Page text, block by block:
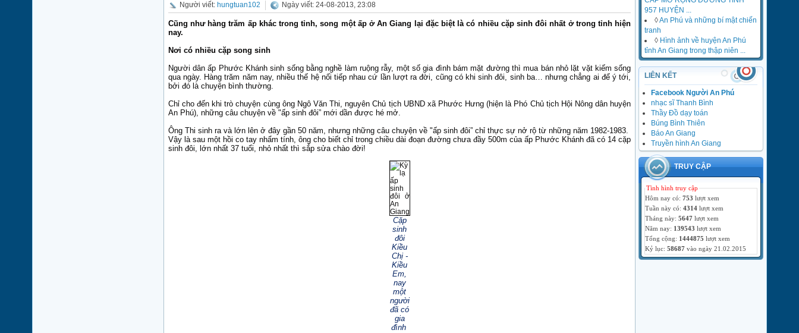
957 HUYỆN ...
◊An Phú và những bí mật chiến
tranh
◊ Hình ảnh về huyện An Phú
tỉnh An Giang trong thập niên ...
LIÊN KẾT
Facebook Người An Phú
nhạc sĩ Thanh Bình
Thầy Đồ dạy toán
Búng Bình Thiên
Báo An Giang
Truyền hình An Giang
TRUY CẬP
Tình hình truy cập
Hôm nay có:753 lượt xem
Tuần này có:4314 lượt xem
Tháng này:5647 lượt xem
Năm nay: 139543 lượt xem
Tổng cộng: 1444875lượt xem
Kỷ lục:58687 vào ngày 21.02.2015
Người viết: hungtuan102 Ngày viết: 24-08-2013, 23:08
Cũng như hàng trăm ấp khác trong tỉnh, song một ấp ở An Giang lại đặc biệt là có nhiều cặp sinh đôi nhất ở trong tỉnh hiện
nay.
Nơi có nhiều cặp song sinh
Người dân ấp Phước Khánh sinh sống bằng nghề làm ruộng rẫy, một số gia đình bám mặt đường thì mua bán nhỏ lặt vặt kiếm sống
qua ngày. Hàng trăm năm nay, nhiều thế hệ nối tiếp nhau cứ lần lượt ra đời, cũng có khi sinh đôi, sinh ba… nhưng chẳng ai để ý tới,
bởi đó là chuyện bình thường.
Chỉ cho đến khi trò chuyện cùng ông Ngô Văn Thi, nguyên Chủ tịch UBND xã Phước Hưng (hiện là Phó Chủ tịch Hội Nông dân huyện
An Phú), những câu chuyện về "ấp sinh đôi” mới dần được hé mở.
Ông Thi sinh ra và lớn lên ở đây gần 50 năm, nhưng những câu chuyện về "ấp sinh đôi” chỉ thực sự nở rộ từ những năm 1982-1983.
Vậy là sau một hồi co tay nhẩm tính, ông cho biết chỉ trong chiều dài đoạn đường chưa đầy 500m của ấp Phước Khánh đã có 14 cặp
sinh đôi, lớn nhất 37 tuổi, nhỏ nhất thì sắp sửa chào đời!
Cặp
sinh
đôi
Kiều
Chị -
Kiều
Em,
nay
một
người
đã có
gia
đình